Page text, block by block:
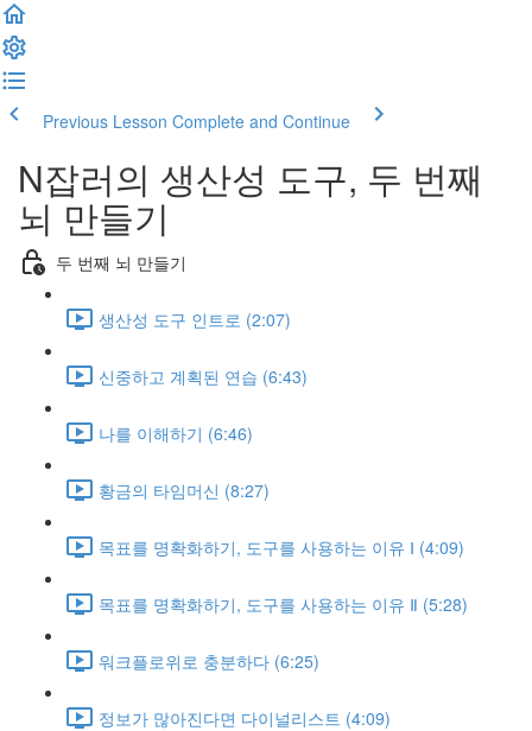
Previous Lesson Complete and Continue
N잡러의 생산성 도구, 두 번째
뇌 만들기
두 번째 뇌 만들기
생산성 도구 인트로 (2:07)
신중하고 계획된 연습 (6:43)
나를 이해하기 (6:46)
황금의 타임머신 (8:27)
목표를 명확화하기, 도구를 사용하는 이유 Ⅰ (4:09)
목표를 명확화하기, 도구를 사용하는 이유 Ⅱ (5:28)
워크플로위로 충분하다 (6:25)
정보가 많아진다면 다이널리스트 (4:09)